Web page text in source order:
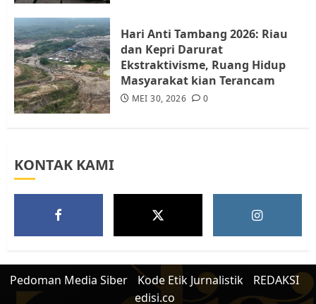
5
Hari Anti Tambang 2026: Riau
dan Kepri Darurat
Ekstraktivisme, Ruang Hidup
Masyarakat kian Terancam
MEI 30, 2026 0
KONTAK KAMI
Pedoman Media Siber Kode Etik Jurnalistik
REDAKSI
edisi.co